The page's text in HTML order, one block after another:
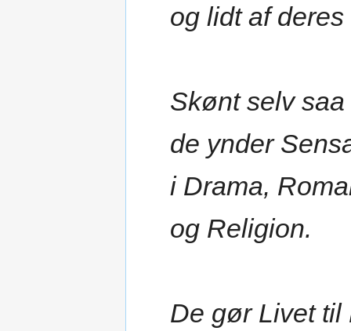
og lidt af
Skønt selv
de ynder
i Drama,
og Religion.
De gør Livet til